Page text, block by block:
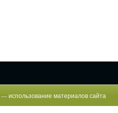
— использование материалов сайта